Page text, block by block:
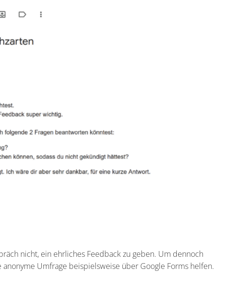
nicht, ein ehrliches Feedback zu geben. Um dennoch
Umfrage beispielsweise über Google Forms helfen.